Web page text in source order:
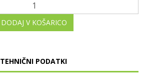
DODAJ V KOŠARICO
TEHNIČNI PODATKI